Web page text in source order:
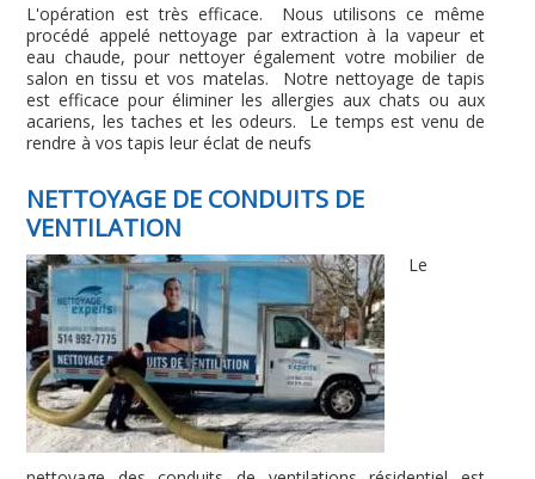
L'opération est très efficace. Nous utilisons ce même
procédé appelé nettoyage par extraction à la vapeur et
eau chaude, pour nettoyer également votre mobilier de
salon en tissu et vos matelas. Notre nettoyage de tapis
est efficace pour éliminer les allergies aux chats ou aux
acariens, les taches et les odeurs. Le temps est venu de
rendre à vos tapis leur éclat de neufs
NETTOYAGE DE CONDUITS DE
VENTILATION
Le